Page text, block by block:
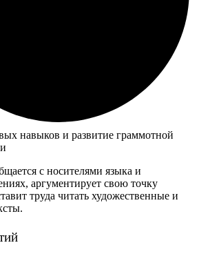
навыков и развитие граммотной
с носителями языка и
аргументирует свою точку
труда читать художественные и